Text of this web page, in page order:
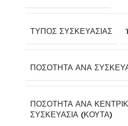
ΤΎΠΟΣ ΣΥΣΚΕΥΑΣΊΑΣ
ΠΟΣΌΤΗΤΑ ΑΝΆ
ΠΟΣΌΤΗΤΑ ΑΝΆ
ΣΥΣΚΕΥΑΣΊΑ (ΚΟΎΤΑ)